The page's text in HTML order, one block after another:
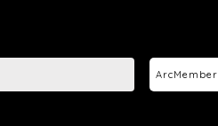
ArcMember